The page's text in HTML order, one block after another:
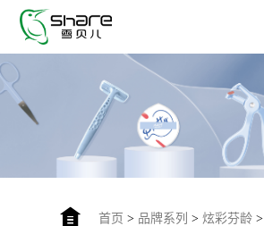
首页 > 品牌系列 > 炫彩芬龄>